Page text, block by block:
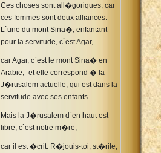
Ces choses sont all�goriques; car
ces femmes sont deux alliances.
L`une du mont Sina�, enfantant
pour la servitude, c`est Agar, -
car Agar, c`est le mont Sina� en
Arabie, -et elle correspond � la
J�rusalem actuelle, qui est dans la
servitude avec ses enfants.
Mais la J�rusalem d`en haut est
libre, c`est notre m�re;
car il est �crit: R�jouis-toi, st�rile,